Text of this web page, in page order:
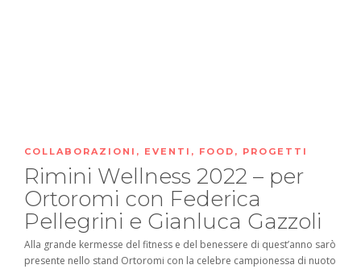
COLLABORAZIONI , EVENTI , FOOD , PROGETTI
Rimini Wellness 2022 – per
Ortoromi con Federica
Pellegrini e Gianluca Gazzoli
Alla grande kermesse del fitness e del benessere di quest’anno sarò
presente nello stand Ortoromi con la celebre campionessa di nuoto